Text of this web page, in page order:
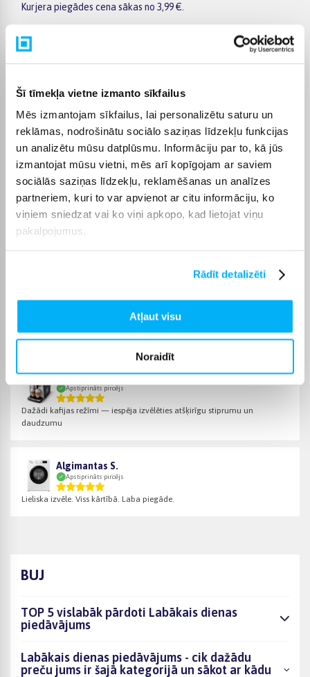
Šī tīmekļa vietne izmanto sīkfailus
Mēs izmantojam sīkfailus, lai personalizētu saturu un
reklāmas, nodrošinātu sociālo saziņas līdzekļu funkcijas
un analizētu mūsu datplūsmu. Informāciju par to, kā jūs
izmantojat mūsu vietni, mēs arī kopīgojam ar saviem
sociālās saziņas līdzekļu, reklamēšanas un analīzes
partneriem, kuri to var apvienot ar citu informāciju, ko
viņiem sniedzat vai ko viņi apkopo, kad lietojat viņu
pakalpojumus.
Rādīt detalizēti
Atļaut visu
Noraidīt
Kurjera piegādes cena sākas no 3,99 €.
konkrētās preces lapā. Izvēlēto preci no kategorijas Labākais
norādītajā termiņā.
Pircēju atsauksmes par precēm
Olev S.
Apstiprināts pircējs
Lieliska saziņa. Piegāde kavējās vienu darba dienu, jo nebija preces.
Taču pirms ...
Vitalijus T.
Apstiprināts pircējs
Dažādi kafijas režīmi — iespēja izvēlēties atšķirīgu stiprumu un
daudzumu
Algimantas S.
Apstiprināts pircējs
Lieliska izvēle. Viss kārtībā. Laba piegāde.
BUJ
TOP 5 vislabāk pārdoti Labākais dienas
piedāvājums
Labākais dienas piedāvājums - cik dažādu
preču jums ir šajā kategorijā un sākot ar kādu